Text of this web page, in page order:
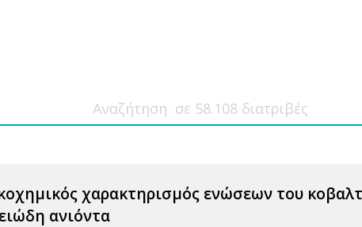
χαρακτηρισμός ενώσεων του
ανιόντα